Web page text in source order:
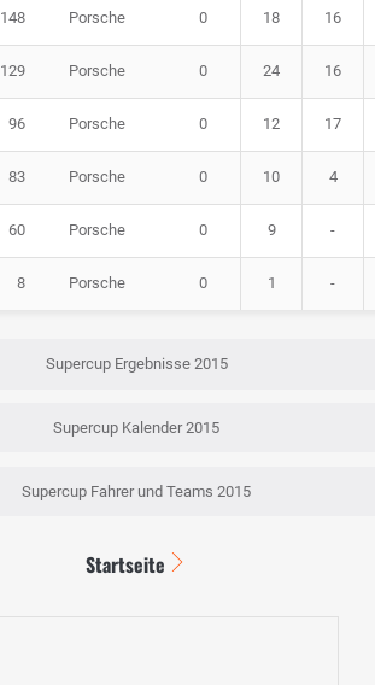
148 Porsche 0 18 16
129 Porsche 0 24 16
96 Porsche 0 12 17
83 Porsche 0 10 4
60 Porsche 0 9 -
8 Porsche 0 1 -
Supercup Ergebnisse 2015
Supercup Kalender 2015
Supercup Fahrer und Teams 2015
Startseite